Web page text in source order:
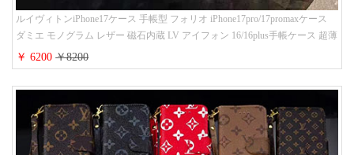
ルイヴィトンiPhone17ケース 手帳型 フォリオ iPhone17pro/17promaxケース
ダミエ モノグラム レザー 磁石内蔵 LV アイフォン 16/16plus手帳ケース 超薄
ビジネス風 メンズ レディース おしゃれ ブランドiphone15/14/13手帳型スマ
ホケース お 揃い
￥ 6200￥8200